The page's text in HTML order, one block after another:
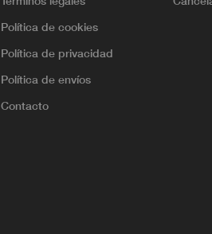
Política de cookies
Política de privacidad
Política de envíos
Contacto